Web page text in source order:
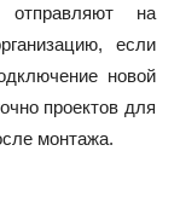
отправляют на
если
новой
проектов для
монтажа.